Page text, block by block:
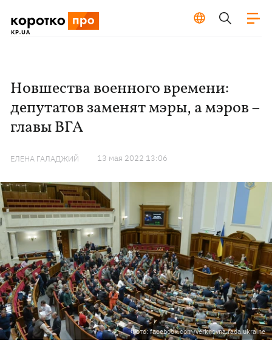
Новшества военного времени:
депутатов заменят мэры, а мэров –
главы ВГА
ЕЛЕНА ГАЛАДЖИЙ 13 мая 2022 13:06
Фото: facebook.com/verkhovna.rada.ukraine